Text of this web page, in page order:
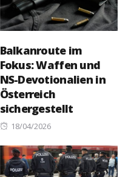
Balkanroute im
Fokus: Waffen und
NS-Devotionalien in
Österreich
sichergestellt
Posted
18/04/2026